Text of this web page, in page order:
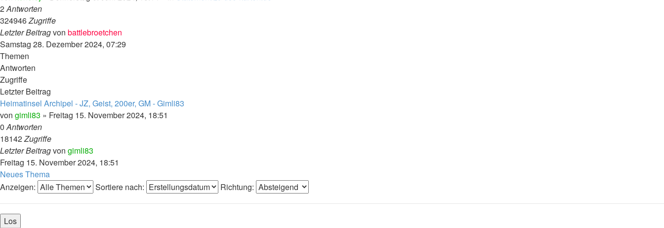
2Antworten
324946Zugriffe
Letzter Beitragvon battlebroetchen
Samstag 28. Dezember 2024, 07:29
Themen
Antworten
Zugriffe
Letzter Beitrag
Heimatinsel Archipel - JZ, Geist, 200er, GM - Gimli83
von gimli83 » Freitag 15. November 2024, 18:51
0Antworten
18142Zugriffe
Letzter Beitragvon gimli83
Freitag 15. November 2024, 18:51
Neues Thema
Anzeigen:
Sortiere nach: Richtung: